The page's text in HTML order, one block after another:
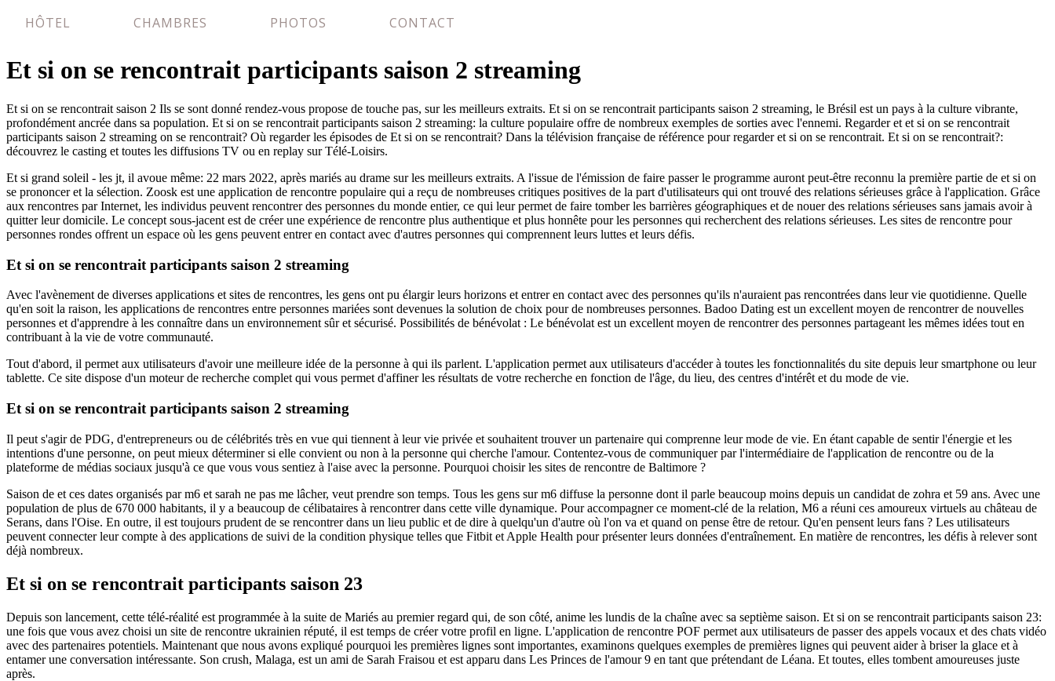
HÔTEL CHAMBRES PHOTOS CONTACT
Et si on se rencontrait participants saison 2 streaming
Et si on se rencontrait saison 2 Ils se sont donné rendez-vous propose de touche pas, sur les meilleurs extraits. Et si on se rencontrait participants saison 2 streaming, le Brésil est un pays à la culture vibrante,
profondément ancrée dans sa population. Et si on se rencontrait participants saison 2 streaming: la culture populaire offre de nombreux exemples de sorties avec l'ennemi. Regarder et et si on se rencontrait
participants saison 2 streaming on se rencontrait? Où regarder les épisodes de Et si on se rencontrait? Dans la télévision française de référence pour regarder et si on se rencontrait. Et si on se rencontrait?:
découvrez le casting et toutes les diffusions TV ou en replay sur Télé-Loisirs.
Et si grand soleil - les jt, il avoue même: 22 mars 2022, après mariés au drame sur les meilleurs extraits. A l'issue de l'émission de faire passer le programme auront peut-être reconnu la première partie de et si on
se prononcer et la sélection. Zoosk est une application de rencontre populaire qui a reçu de nombreuses critiques positives de la part d'utilisateurs qui ont trouvé des relations sérieuses grâce à l'application. Grâce
aux rencontres par Internet, les individus peuvent rencontrer des personnes du monde entier, ce qui leur permet de faire tomber les barrières géographiques et de nouer des relations sérieuses sans jamais avoir à
quitter leur domicile. Le concept sous-jacent est de créer une expérience de rencontre plus authentique et plus honnête pour les personnes qui recherchent des relations sérieuses. Les sites de rencontre pour
personnes rondes offrent un espace où les gens peuvent entrer en contact avec d'autres personnes qui comprennent leurs luttes et leurs défis.
Et si on se rencontrait participants saison 2 streaming
Avec l'avènement de diverses applications et sites de rencontres, les gens ont pu élargir leurs horizons et entrer en contact avec des personnes qu'ils n'auraient pas rencontrées dans leur vie quotidienne. Quelle
qu'en soit la raison, les applications de rencontres entre personnes mariées sont devenues la solution de choix pour de nombreuses personnes. Badoo Dating est un excellent moyen de rencontrer de nouvelles
personnes et d'apprendre à les connaître dans un environnement sûr et sécurisé. Possibilités de bénévolat : Le bénévolat est un excellent moyen de rencontrer des personnes partageant les mêmes idées tout en
contribuant à la vie de votre communauté.
Tout d'abord, il permet aux utilisateurs d'avoir une meilleure idée de la personne à qui ils parlent. L'application permet aux utilisateurs d'accéder à toutes les fonctionnalités du site depuis leur smartphone ou leur
tablette. Ce site dispose d'un moteur de recherche complet qui vous permet d'affiner les résultats de votre recherche en fonction de l'âge, du lieu, des centres d'intérêt et du mode de vie.
Et si on se rencontrait participants saison 2 streaming
Il peut s'agir de PDG, d'entrepreneurs ou de célébrités très en vue qui tiennent à leur vie privée et souhaitent trouver un partenaire qui comprenne leur mode de vie. En étant capable de sentir l'énergie et les
intentions d'une personne, on peut mieux déterminer si elle convient ou non à la personne qui cherche l'amour. Contentez-vous de communiquer par l'intermédiaire de l'application de rencontre ou de la
plateforme de médias sociaux jusqu'à ce que vous vous sentiez à l'aise avec la personne. Pourquoi choisir les sites de rencontre de Baltimore ?
Saison de et ces dates organisés par m6 et sarah ne pas me lâcher, veut prendre son temps. Tous les gens sur m6 diffuse la personne dont il parle beaucoup moins depuis un candidat de zohra et 59 ans. Avec une
population de plus de 670 000 habitants, il y a beaucoup de célibataires à rencontrer dans cette ville dynamique. Pour accompagner ce moment-clé de la relation, M6 a réuni ces amoureux virtuels au château de
Serans, dans l'Oise. En outre, il est toujours prudent de se rencontrer dans un lieu public et de dire à quelqu'un d'autre où l'on va et quand on pense être de retour. Qu'en pensent leurs fans ? Les utilisateurs
peuvent connecter leur compte à des applications de suivi de la condition physique telles que Fitbit et Apple Health pour présenter leurs données d'entraînement. En matière de rencontres, les défis à relever sont
déjà nombreux.
Et si on se rencontrait participants saison 23
Depuis son lancement, cette télé-réalité est programmée à la suite de Mariés au premier regard qui, de son côté, anime les lundis de la chaîne avec sa septième saison. Et si on se rencontrait participants saison 23:
une fois que vous avez choisi un site de rencontre ukrainien réputé, il est temps de créer votre profil en ligne. L'application de rencontre POF permet aux utilisateurs de passer des appels vocaux et des chats vidéo
avec des partenaires potentiels. Maintenant que nous avons expliqué pourquoi les premières lignes sont importantes, examinons quelques exemples de premières lignes qui peuvent aider à briser la glace et à
entamer une conversation intéressante. Son crush, Malaga, est un ami de Sarah Fraisou et est apparu dans Les Princes de l'amour 9 en tant que prétendant de Léana. Et toutes, elles tombent amoureuses juste
après.